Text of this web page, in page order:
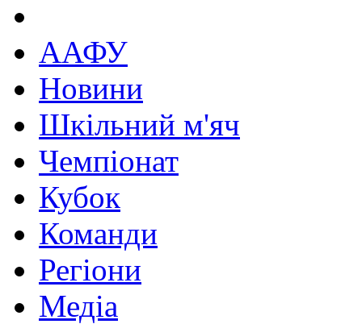
ААФУ
Новини
Шкільний м'яч
Чемпіонат
Кубок
Команди
Регіони
Медіа